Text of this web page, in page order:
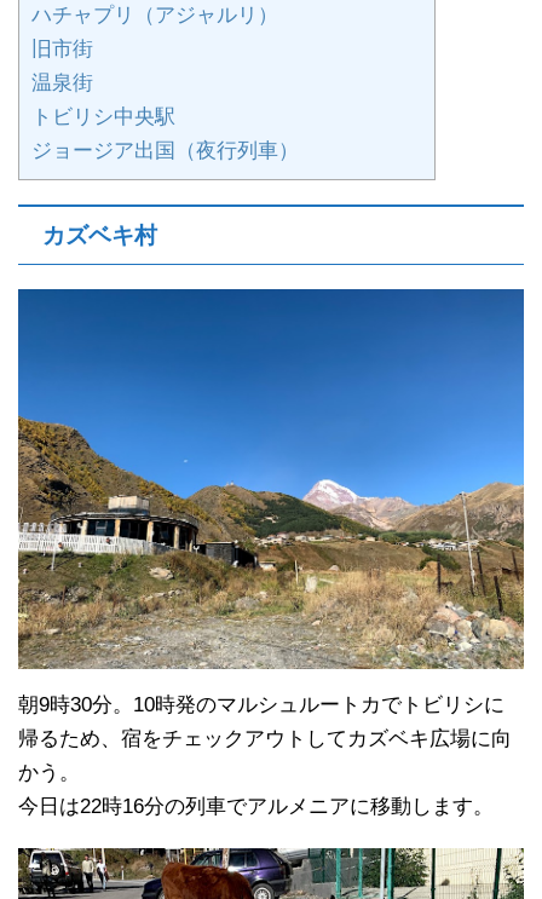
ハチャプリ（アジャルリ）
旧市街
温泉街
トビリシ中央駅
ジョージア出国（夜行列車）
カズベキ村
朝9時30分。10時発のマルシュルートカでトビリシに
帰るため、宿をチェックアウトしてカズベキ広場に向
かう。
今日は22時16分の列車でアルメニアに移動します。